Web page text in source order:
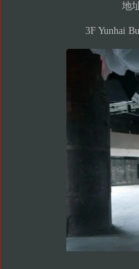
地
3F Yunhai